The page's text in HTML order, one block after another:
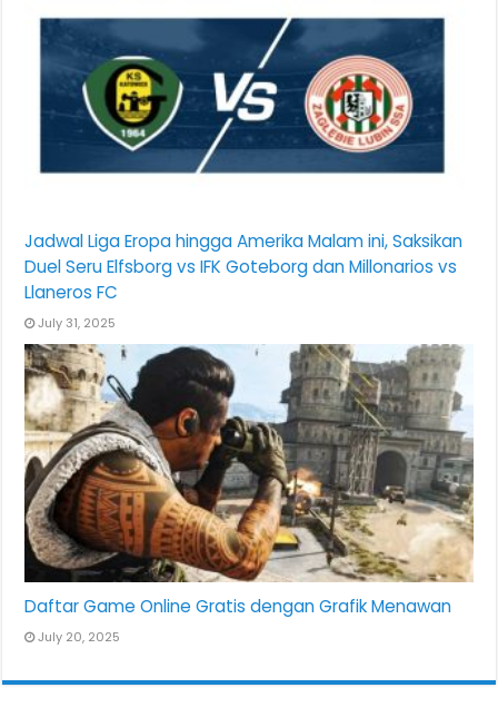
Jadwal Liga Eropa hingga Amerika Malam ini, Saksikan
Duel Seru Elfsborg vs IFK Goteborg dan Millonarios vs
Llaneros FC
July 31, 2025
Daftar Game Online Gratis dengan Grafik Menawan
July 20, 2025